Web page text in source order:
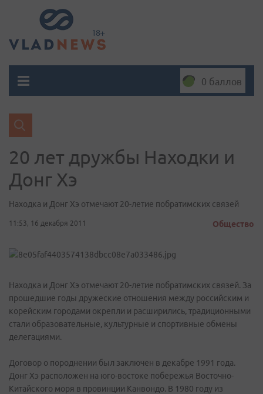
0 баллов
20 лет дружбы Находки и
Донг Хэ
Находка и Донг Хэ отмечают 20-летие побратимских связей
11:53, 16 декабря 2011 Общество
Находка и Донг Хэ отмечают 20-летие побратимских связей. За
прошедшие годы дружеские отношения между российским и
корейским городами окрепли и расширились, традиционными
стали образовательные, культурные и спортивные обмены
делегациями.
Договор о породнении был заключен в декабре 1991 года.
Донг Хэ расположен на юго-востоке побережья Восточно-
Китайского моря в провинции Канвондо. В 1980 году из